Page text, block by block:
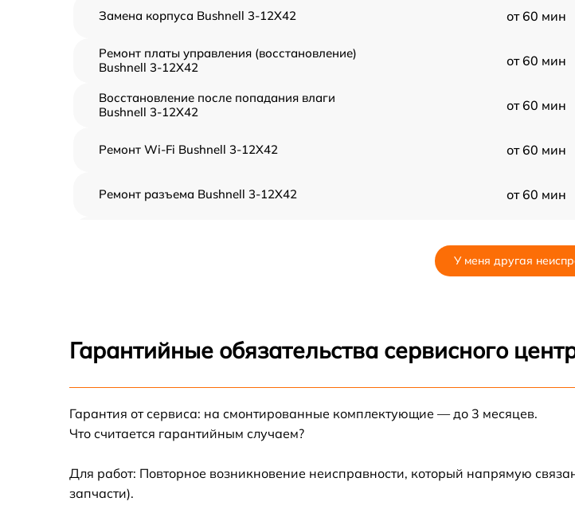
Замена корпуса Bushnell 3-12X42 от 60 мин
Ремонт платы управления (восстановление)
Bushnell 3-12X42
от 60 мин
Восстановление после попадания влаги
Bushnell 3-12X42
от 60 мин
Ремонт Wi-Fi Bushnell 3-12X42 от 60 мин
Ремонт разъема Bushnell 3-12X42 от 60 мин
Замена процессора Bushnell 3-12X42 от 60 мин
У меня другая
Гарантийные обязательства сервисного
Гарантия от сервиса: на смонтированные комплектующие — до 3 месяцев.
Что считается гарантийным случаем?
Для работ: Повторное возникновение неисправности, который напрямую
запчасти).